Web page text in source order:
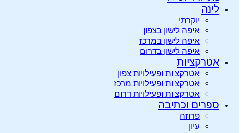
לינה
יוקרתי
איפה לישון בצפון
איפה לישון במרכז
איפה לישון בדרום
אטרקציות
אטרקציות ופעילויות צפון
אטרקציות ופעילויות מרכז
אטרקציות ופעילויות דרום
ספרים וכתיבה
פרוזה
עיון